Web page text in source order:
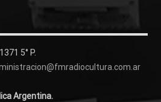
5° P.
Argentina.